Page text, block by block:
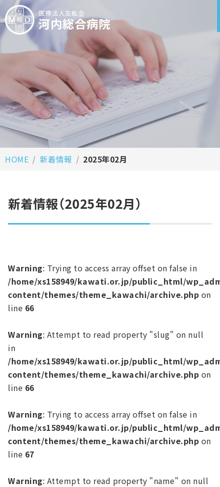
医療法人友紘会
河内総合病院
HOME 新着情報 2025年02月
新着情報（2025年02月）
Warning: Trying to access array offset on false in
/home/xs158949/kawati.or.jp/public_html/
content/themes/theme_kawachi/archive.php on
line 66
Warning: Attempt to read property "slug" on null
in
/home/xs158949/kawati.or.jp/public_html/
content/themes/theme_kawachi/archive.php on
line 66
Warning: Trying to access array offset on false in
/home/xs158949/kawati.or.jp/public_html/
content/themes/theme_kawachi/archive.php on
line 67
Warning: Attempt to read property "name" on null